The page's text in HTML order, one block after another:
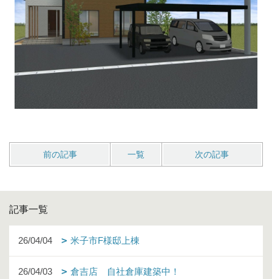
前の記事 一覧 次の記事
記事一覧
26/04/04 米子市F様邸上棟
26/04/03 倉吉店 自社倉庫建築中！